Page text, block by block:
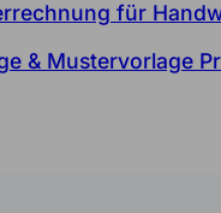
für
& Mustervorlage